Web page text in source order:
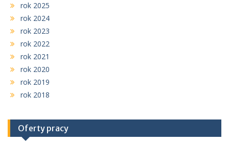
rok 2025
rok 2024
rok 2023
rok 2022
rok 2021
rok 2020
rok 2019
rok 2018
Oferty pracy